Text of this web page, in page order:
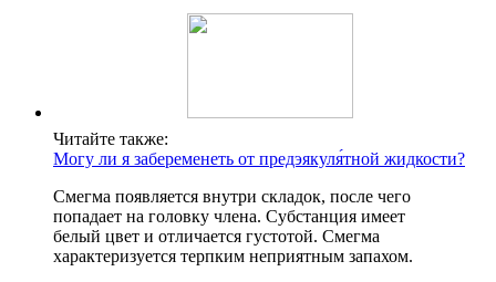
Читайте также:
Могу ли я забеременеть от предэякуля́тной жидкости?
Смегма появляется внутри складок, после чего
попадает на головку члена. Субстанция имеет
белый цвет и отличается густотой. Смегма
характеризуется терпким неприятным запахом.